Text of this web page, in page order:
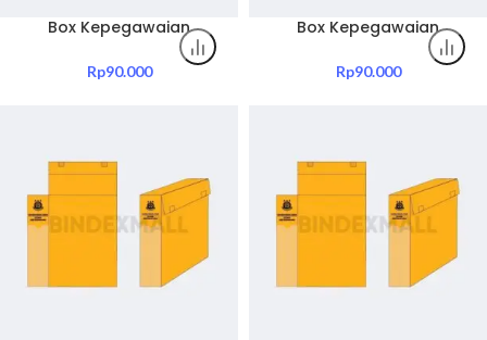
Box Kepegawaian
Kejaksaan Tinggi
Kalimantan Timur Include
Rp90.000
Box Kepegawaian
Kejaksaan Tinggi
Kalimantan Utara Include
Rp90.000